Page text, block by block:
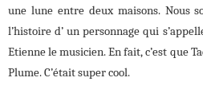
une lune entre deux maisons. Nous
l’histoire d’ un personnage qui
Etienne le musicien. En fait, c’est que
Plume. C’était super cool.